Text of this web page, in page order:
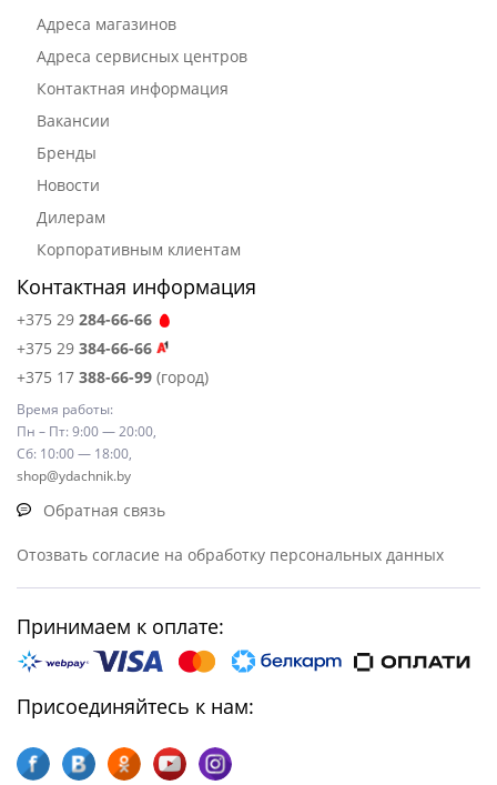
Адреса магазинов
Адреса сервисных центров
Контактная информация
Вакансии
Бренды
Новости
Дилерам
Корпоративным клиентам
Контактная информация
+375 29 284-66-66
+375 29 384-66-66
+375 17 388-66-99 (город)
Время работы:
Пн – Пт: 9:00 — 20:00,
Сб: 10:00 — 18:00,
shop@ydachnik.by
Обратная связь
Отозвать согласие на обработку персональных данных
Принимаем к оплате:
Присоединяйтесь к нам: